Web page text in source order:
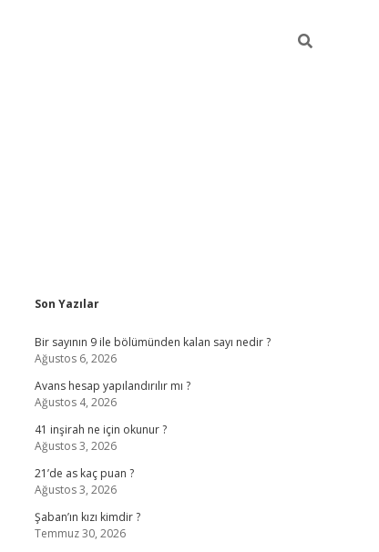
Sidebar
Son Yazılar
Bir sayının 9 ile bölümünden kalan sayı nedir ?
Ağustos 6, 2026
Avans hesap yapılandırılır mı ?
Ağustos 4, 2026
41 inşirah ne için okunur ?
Ağustos 3, 2026
21’de as kaç puan ?
Ağustos 3, 2026
Şaban’ın kızı kimdir ?
Temmuz 30, 2026